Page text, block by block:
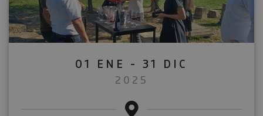
01 ENE - 31 DIC
2025